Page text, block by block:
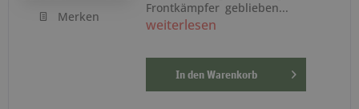
Merken
Frontkämpfer geblieben...
weiterlesen
In den Warenkorb